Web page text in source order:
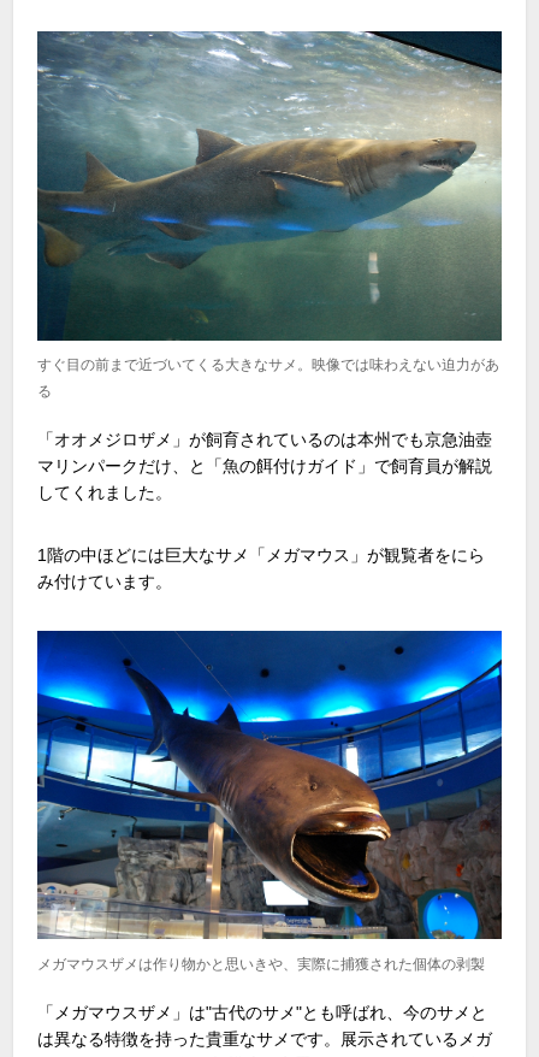
すぐ目の前まで近づいてくる大きなサメ。映像では味わえない迫力があ
る
「オオメジロザメ」が飼育されているのは本州でも京急油壺
マリンパークだけ、と「魚の餌付けガイド」で飼育員が解説
してくれました。
1階の中ほどには巨大なサメ「メガマウス」が観覧者をにら
み付けています。
メガマウスザメは作り物かと思いきや、実際に捕獲された個体の剥製
「メガマウスザメ」は"古代のサメ"とも呼ばれ、今のサメと
は異なる特徴を持った貴重なサメです。展示されているメガ